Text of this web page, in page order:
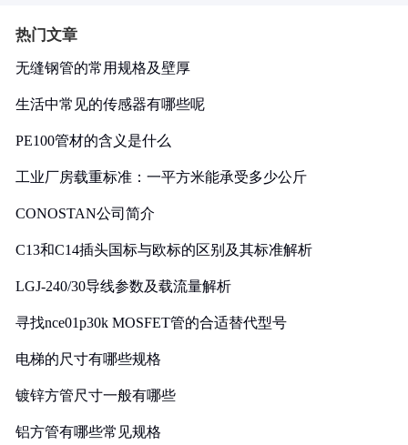
热门文章
无缝钢管的常用规格及壁厚
生活中常见的传感器有哪些呢
PE100管材的含义是什么
工业厂房载重标准：一平方米能承受多少公斤
CONOSTAN公司简介
C13和C14插头国标与欧标的区别及其标准解析
LGJ-240/30导线参数及载流量解析
寻找nce01p30k MOSFET管的合适替代型号
电梯的尺寸有哪些规格
镀锌方管尺寸一般有哪些
铝方管有哪些常见规格